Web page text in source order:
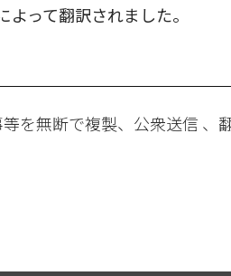
よって翻訳されました。
を無断で複製、公衆送信 、